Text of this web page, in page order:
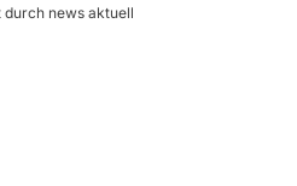
durch news aktuell